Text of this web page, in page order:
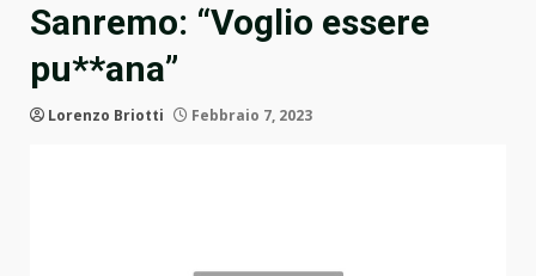
Sanremo: “Voglio essere
pu**ana”
Lorenzo Briotti Febbraio 7, 2023